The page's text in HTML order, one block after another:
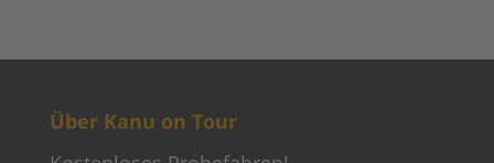
Über Kanu on Tour